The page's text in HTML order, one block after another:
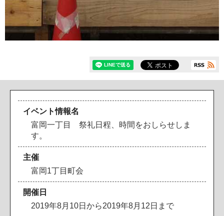
イベント情報名
富岡一丁目 祭礼日程、時間をおしらせしま
す。
主催
富 岡1丁目 町会
開催日
2019年8月 10日 から2019年8月 12 日 ま で